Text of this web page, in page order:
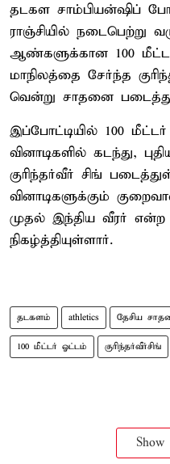
தடகள சாம்பியன்ஷிப்
ராஞ்சியில் நடைபெற்று
ஆண்களுக்கான 100
மாநிலத்தை சேர்ந்த
வென்று சாதனை
இப்போட்டியில் 100
வினாடிகளில் கடந்து,
குரிந்தர்வீர் சிங்
வினாடிகளுக்கும்
முதல் இந்திய வீரர்
நிகழ்த்தியுள்ளார்.
தடகளம் athletics தேசிய
100 மீட்டர் ஓட்டம் குரிந்தர்வீர்சிங்
Show